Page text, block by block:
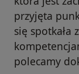
przyjęta
się spotkała
polecamy